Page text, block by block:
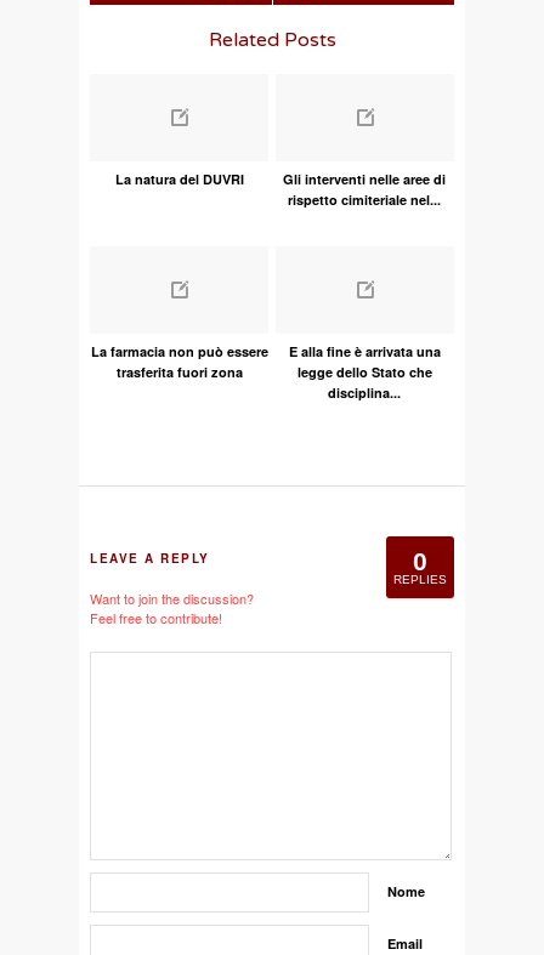
Related Posts
La natura del DUVRI
Gli interventi nelle aree di
rispetto cimiteriale nel...
La farmacia non può essere
trasferita fuori zona
E alla fine è arrivata una
legge dello Stato che
disciplina...
0
REPLIES
LEAVE A REPLY
Want to join the discussion?
Feel free to contribute!
Nome
Email